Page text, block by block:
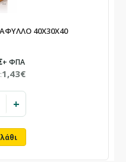
40X30X40
+ ΦΠΑ
1,43€
+